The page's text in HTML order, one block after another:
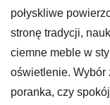
połyskliwe
stronę tradycji,
ciemne meble w
oświetlenie. Wybór
poranka, czy